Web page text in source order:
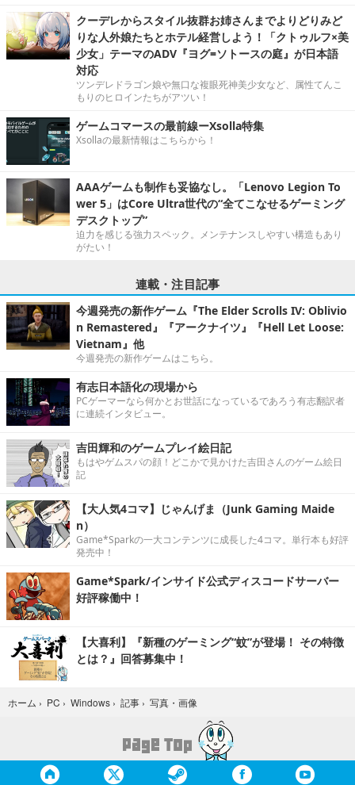
クーデレからスタイル抜群お姉さんまでよりどりみど
りな人外娘たちとホテル経営しよう！「クトゥルフ×美
少女」テーマのADV『ヨグ=ソトースの庭』が日本語
対応
ツンデレドラゴン娘や無口な複眼死神美少女など、属性てんこ
もりのヒロインたちがアツい！
ゲームコマースの最前線ーXsolla特集
Xsollaの最新情報はこちらから！
AAAゲームも制作も妥協なし。「Lenovo Legion To
wer 5」はCore Ultra世代の“全てこなせるゲーミング
デスクトップ”
迫力を感じる強力スペック。メンテナンスしやすい構造もあり
がたい！
連載・注目記事
今週発売の新作ゲーム『The Elder Scrolls IV: Oblivio
n Remastered』『アークナイツ』『Hell Let Loose:
Vietnam』他
今週発売の新作ゲームはこちら。
有志日本語化の現場から
PCゲーマーなら何かとお世話になっているであろう有志翻訳者
に連続インタビュー。
吉田輝和のゲームプレイ絵日記
もはやゲムスパの顔！どこかで見かけた吉田さんのゲーム絵日
記
【大人気4コマ】じゃんげま（Junk Gaming Maide
n）
Game*Sparkの一大コンテンツに成長した4コマ。単行本も好評
発売中！
Game*Spark/インサイド公式ディスコードサーバー
好評稼働中！
【大喜利】『新種のゲーミング“蚊”が登場！ その特徴
とは？』回答募集中！
ホーム › PC › Windows › 記事 › 写真・画像